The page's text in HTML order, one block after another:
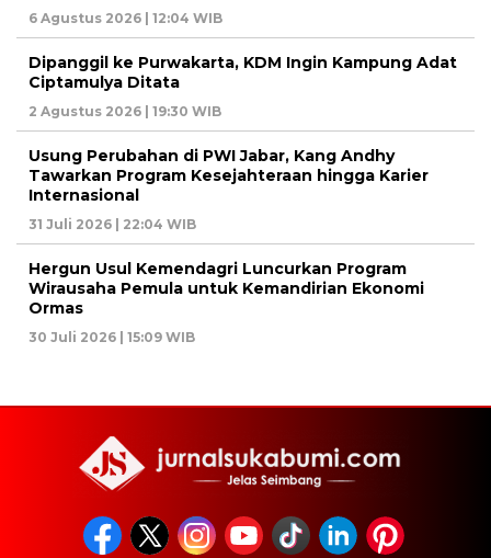
6 Agustus 2026 | 12:04 WIB
Dipanggil ke Purwakarta, KDM Ingin Kampung Adat
Ciptamulya Ditata
2 Agustus 2026 | 19:30 WIB
Usung Perubahan di PWI Jabar, Kang Andhy
Tawarkan Program Kesejahteraan hingga Karier
Internasional
31 Juli 2026 | 22:04 WIB
Hergun Usul Kemendagri Luncurkan Program
Wirausaha Pemula untuk Kemandirian Ekonomi
Ormas
30 Juli 2026 | 15:09 WIB